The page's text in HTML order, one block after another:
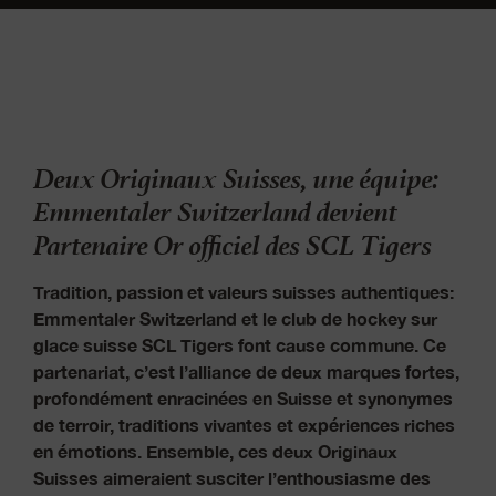
Deux Originaux Suisses, une équipe:
Emmentaler Switzerland devient
Partenaire Or officiel des SCL Tigers
Tradition, passion et valeurs suisses authentiques:
Emmentaler Switzerland et le club de hockey sur
glace suisse SCL Tigers font cause commune. Ce
partenariat, c’est l’alliance de deux marques fortes,
profondément enracinées en Suisse et synonymes
de terroir, traditions vivantes et expériences riches
en émotions. Ensemble, ces deux Originaux
Suisses aimeraient susciter l’enthousiasme des